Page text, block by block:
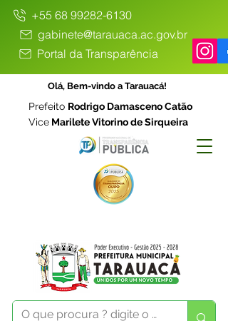
+55 68 99282-6130
gabinete@tarauaca.ac.gov.br
Portal da Transparência
Olá, Bem-vindo a Tarauacá!
Prefeito Rodrigo Damasceno Catão
Vice Marilete Vitorino de Sirqueira